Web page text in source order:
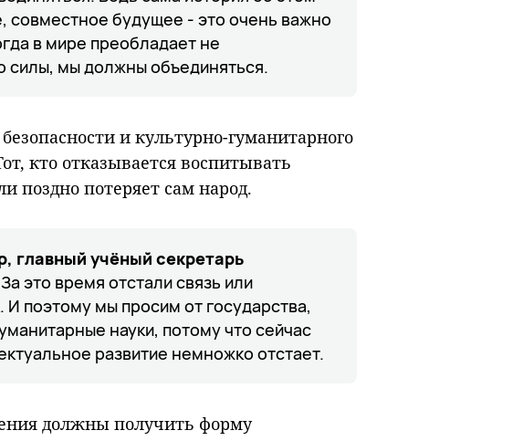
совместное будущее - это очень важно
в мире преобладает не
силы, мы должны объединяться.
и культурно-гуманитарного
кто отказывается воспитывать
поздно потеряет сам народ.
главный учёный секретарь
За это время отстали связь или
поэтому мы просим от государства,
науки, потому что сейчас
развитие немножко отстает.
должны получить форму